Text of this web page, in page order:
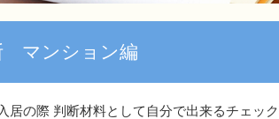
マンション編
居の際 判断材料として自分で出来るチェッ